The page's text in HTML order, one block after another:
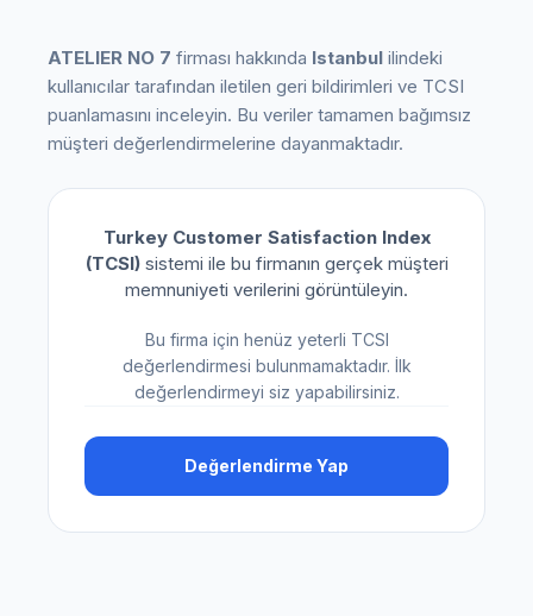
ATELIER NO 7 firması hakkında Istanbul ilindeki
kullanıcılar tarafından iletilen geri bildirimleri ve TCSI
puanlamasını inceleyin. Bu veriler tamamen bağımsız
müşteri değerlendirmelerine dayanmaktadır.
Turkey Customer Satisfaction Index
(TCSI)sistemi ile bu firmanın gerçek müşteri
memnuniyeti verilerini görüntüleyin.
Bu firma için henüz yeterli TCSI
değerlendirmesi bulunmamaktadır. İlk
değerlendirmeyi siz yapabilirsiniz.
Değerlendirme Yap